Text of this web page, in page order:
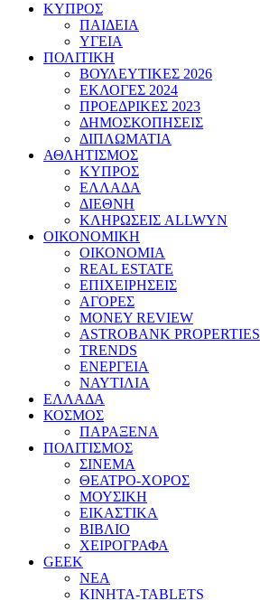
ΚΥΠΡΟΣ
ΠΑΙΔΕΙΑ
ΥΓΕΙΑ
ΠΟΛΙΤΙΚΗ
ΒΟΥΛΕΥΤΙΚΕΣ 2026
ΕΚΛΟΓΕΣ 2024
ΠΡΟΕΔΡΙΚΕΣ 2023
ΔΗΜΟΣΚΟΠΗΣΕΙΣ
ΔΙΠΛΩΜΑΤΙΑ
ΑΘΛΗΤΙΣΜΟΣ
ΚΥΠΡΟΣ
ΕΛΛΑΔΑ
ΔΙΕΘΝΗ
ΚΛΗΡΩΣΕΙΣ ALLWYN
ΟΙΚΟΝΟΜΙΚΗ
ΟΙΚΟΝΟΜΙΑ
REAL ESTATE
ΕΠΙΧΕΙΡΗΣΕΙΣ
ΑΓΟΡΕΣ
MONEY REVIEW
ASTROBANK PROPERTIES
TRENDS
ΕΝΕΡΓΕΙΑ
ΝΑΥΤΙΛΙΑ
ΕΛΛΑΔΑ
ΚΟΣΜΟΣ
ΠΑΡΑΞΕΝΑ
ΠΟΛΙΤΙΣΜΟΣ
ΣΙΝΕΜΑ
ΘΕΑΤΡΟ-ΧΟΡΟΣ
ΜΟΥΣΙΚΗ
ΕΙΚΑΣΤΙΚΑ
ΒΙΒΛΙΟ
ΧΕΙΡΟΓΡΑΦΑ
GEEK
ΝΕΑ
ΚΙΝΗΤΑ-TABLETS